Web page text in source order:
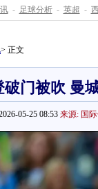
- 足球分析 - 英超 -
> 正文
门被吹 曼
05-25 08:53 来源: 国